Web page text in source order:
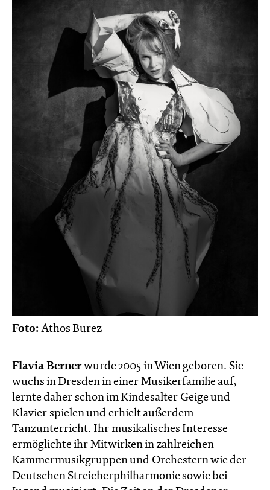
Foto: Athos Burez
Flavia Bernerwurde 2005 in Wien geboren. Sie
wuchs in Dresden in einer Musikerfamilie auf,
lernte daher schon im Kindesalter Geige und
Klavier spielen und erhielt außerdem
Tanzunterricht. Ihr musikalisches Interesse
ermöglichte ihr Mitwirken in zahlreichen
Kammermusikgruppen und Orchestern wie der
Deutschen Streicherphilharmonie sowie bei